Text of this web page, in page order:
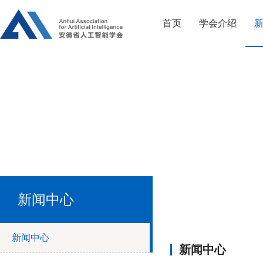
首页 学会介绍
新闻中心
新闻中心
新闻中心